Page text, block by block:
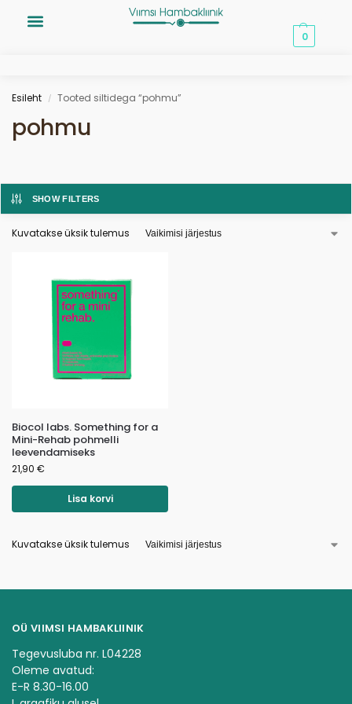
0
Esileht / Tooted siltidega “pohmu”
pohmu
SHOW FILTERS
Kuvatakse üksik tulemus
Biocol labs. Something for a
Mini-Rehab pohmelli
leevendamiseks
21,90 €
Lisa korvi
Kuvatakse üksik tulemus
OÜ VIIMSI HAMBAKLIINIK
Tegevusluba nr. L04228
Oleme avatud:
E-R 8.30-16.00